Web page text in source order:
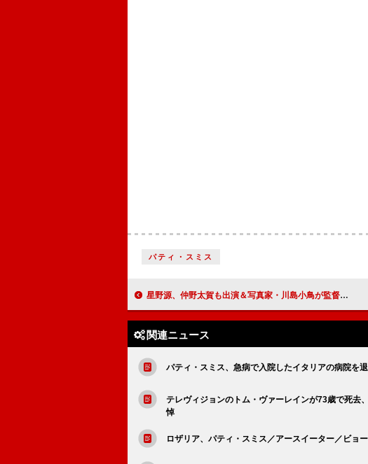
パティ・スミス
星野源、仲野太賀も出演＆写真家・川島小鳥が監督した「Eureka」MVプレミア公開へ
関連ニュース
パティ・スミス、急病で入院したイタリアの病院を
テレヴィジョンのトム・ヴァーレインが73歳で死去
悼
ロザリア、パティ・スミス／アースイーター／ビョ